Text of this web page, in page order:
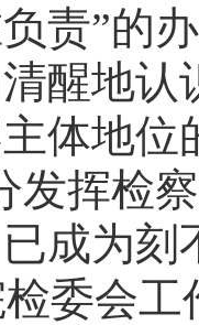
责”的
醒地认
体地位
发挥检
成为
委会